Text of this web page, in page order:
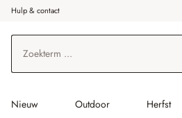
de hoofdinhoud
Ga naar zoeken
Ga naar de hoofdnavigatie
Hulp & contact
Nieuw Outdoor Herfst